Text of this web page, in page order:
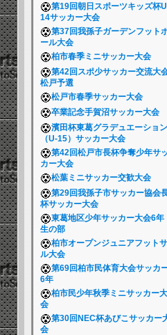
第19回朝日スポーツキッズ杯
14サッカー大会
第37回我孫子ガーデンフット
ール大会
柏市春季ミニサッカー大会
第42回スポ少サッカー交流大
松戸予選
松戸市春季サッカー大会
卒業記念手賀沼サッカー大会
濱田杯東葛グラデュエーション
（U-15）サッカー大会
第42回松戸市長杯争奪少年サ
カー大会
松葉ミニサッカー交歓大会
第29回我孫子市サッカー協会
杯サッカー大会
東葛地区少年サッカー大会6年
生の部
柏市オープンジュニアフットサ
ル大会
第69回柏市民体育大会サッカ
6年
柏市民少年秋季ミニサッカー大
会
第30回NEC杯あびこサッカー
会